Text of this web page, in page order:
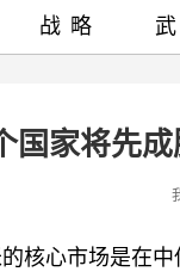
国家将先
核心市场是在
战略